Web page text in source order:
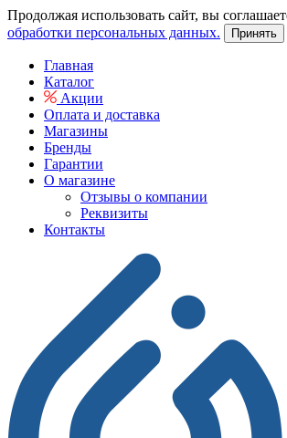
Продолжая использовать сайт, вы
обработки персональных данных.
Принять
Главная
Каталог
Акции
Оплата и доставка
Магазины
Бренды
Гарантии
О магазине
Отзывы о компании
Реквизиты
Контакты